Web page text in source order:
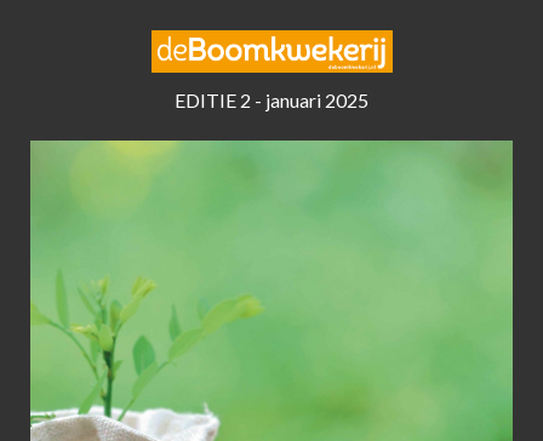
EDITIE 2 - januari 2025